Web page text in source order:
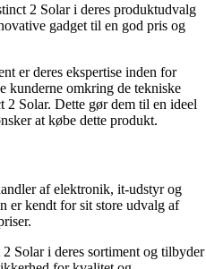
2 Solar i deres produktudvalg
gadget til en god pris og
er deres ekspertise inden for
kunderne omkring de tekniske
2 Solar. Dette gør dem til en ideel
at købe dette produkt.
af elektronik, it-udstyr og
er kendt for sit store udvalg af
Solar i deres sortiment og tilbyder